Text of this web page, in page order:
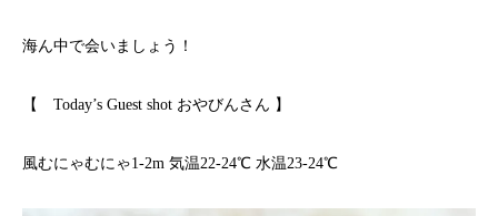
海ん中で会いましょう！
【 Today’s Guest shot おやびんさん 】
風むにゃむにゃ1-2m 気温22-24℃ 水温23-24℃